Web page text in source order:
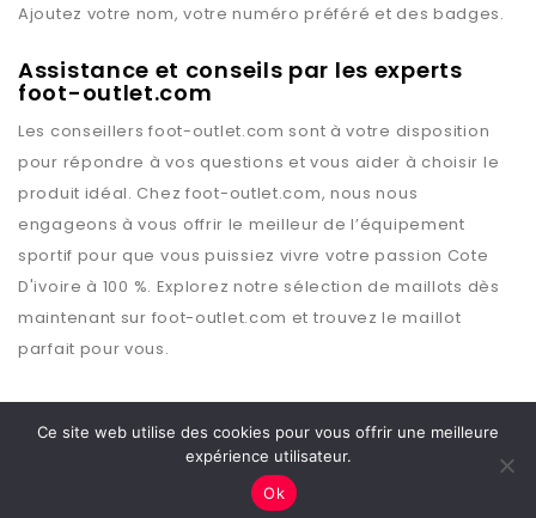
Ajoutez votre nom, votre numéro préféré et des badges.
Assistance et conseils par les experts
foot-outlet.com
Les conseillersfoot-outlet.com sont à votre disposition
pour répondre à vos questions et vous aider à choisir le
produit idéal. Chez foot-outlet.com, nous nous
engageons à vous offrir le meilleur de l’équipement
sportif pour que vous puissiez vivre votre passion Cote
D'ivoire à 100 %. Explorez notre sélection de maillots dès
maintenant sur foot-outlet.com et trouvez le maillot
parfait pour vous.
Copyright © 2026 Foot Outlet
Ce site web utilise des cookies pour vous offrir une meilleure
expérience utilisateur.
Ok